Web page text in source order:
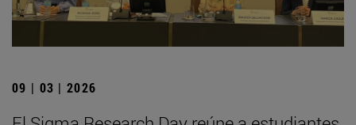
09 | 03 | 2026